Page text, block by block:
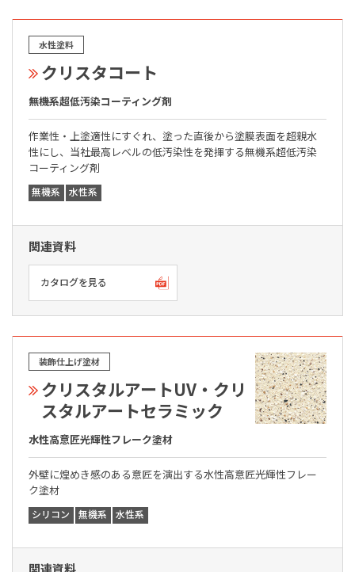
水性塗料
クリスタコート
無機系超低汚染コーティング剤
作業性・上塗適性にすぐれ、塗った直後から塗膜表面を超親水
性にし、当社最高レベルの低汚染性を発揮する無機系超低汚染
コーティング剤
無機系 水性系
関連資料
カタログを見る
装飾仕上げ塗材
クリスタルアートUV・クリ
スタルアートセラミック
水性高意匠光輝性フレーク塗材
外壁に煌めき感のある意匠を演出する水性高意匠光輝性フレー
ク塗材
シリコン 無機系 水性系
関連資料